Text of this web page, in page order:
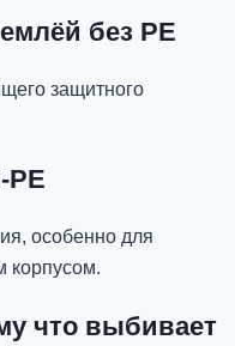
без PE
защитного
PE
особенно для
корпусом.
что выбивает